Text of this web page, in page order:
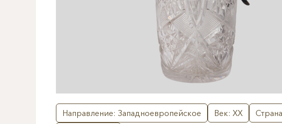
Направление: Западноевропейское Век: XX